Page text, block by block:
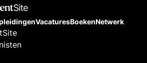
VacaturesBoekenNetwerk